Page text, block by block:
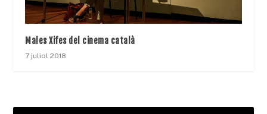
Males Xifes del cinema català
7 juliol 2018